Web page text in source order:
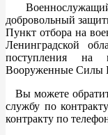
Военнослужащий
добровольный
Пункт отбора на
Ленинградской
поступления
Вооруженные Силы
Вы можете
службу по
контракту по